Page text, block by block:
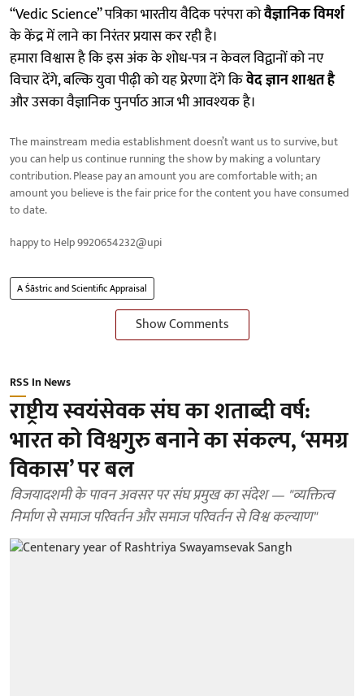
“Vedic Science” पत्रिका भारतीय वैदिक परंपरा कोवैज्ञानिक विमर्श
के केंद्र में लाने का निरंतर प्रयास कर रही है।
हमारा विश्वास है कि इस अंक के शोध-पत्र न केवल विद्वानों को नए
विचार देंगे, बल्कि युवा पीढ़ी को यह प्रेरणा देंगे किवेद ज्ञान शाश्वत है
और उसका वैज्ञानिक पुनर्पाठ आज भी आवश्यक है।
The mainstream media establishment doesn’t want us to survive, but
you can help us continue running the show by making a voluntary
contribution. Please pay an amount you are comfortable with; an
amount you believe is the fair price for the content you have consumed
to date.
happy to Help 9920654232@upi
A Śāstric and Scientific Appraisal
Show Comments
RSS In News
राष्ट्रीय स्वयंसेवक संघ का शताब्दी वर्ष:
भारत को विश्वगुरु बनाने का संकल्प, ‘समग्र
विकास’ पर बल
विजयादशमी के पावन अवसर पर संघ प्रमुख का संदेश — "व्यक्तित्व
निर्माण से समाज परिवर्तन और समाज परिवर्तन से विश्व कल्याण"